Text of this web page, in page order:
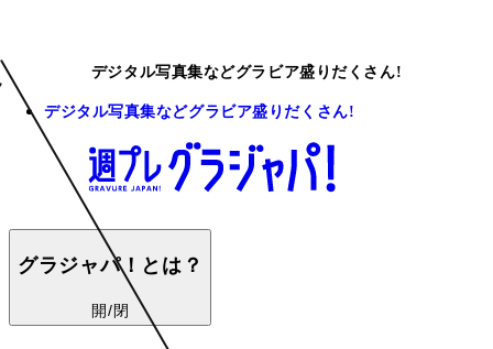
デジタル写真集などグラビア盛りだくさん!
デジタル写真集などグラビア盛りだくさん!
グラジャパ！とは？
開/閉